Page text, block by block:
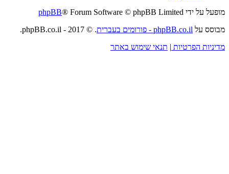
מופעל על ידי
phpBB® Forum Software © phpBB Limited
מבוסס על phpBB.co.il - פורומים בעברית
. © 2017 - phpBB.co.il.
מדיניות הפרטיות | תנאי שימוש באתר